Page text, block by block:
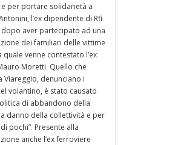
e per portare solidarietà a
l’ex dipendente di Rfi
aver partecipato ad una
dei familiari delle vittime
quale venne contestato l’ex
Moretti. Quello che
Viareggio, denunciano i
volantino, è stato causato
di abbandono della
danno della collettività e per
pochi”. Presente alla
anche l’ex ferroviere